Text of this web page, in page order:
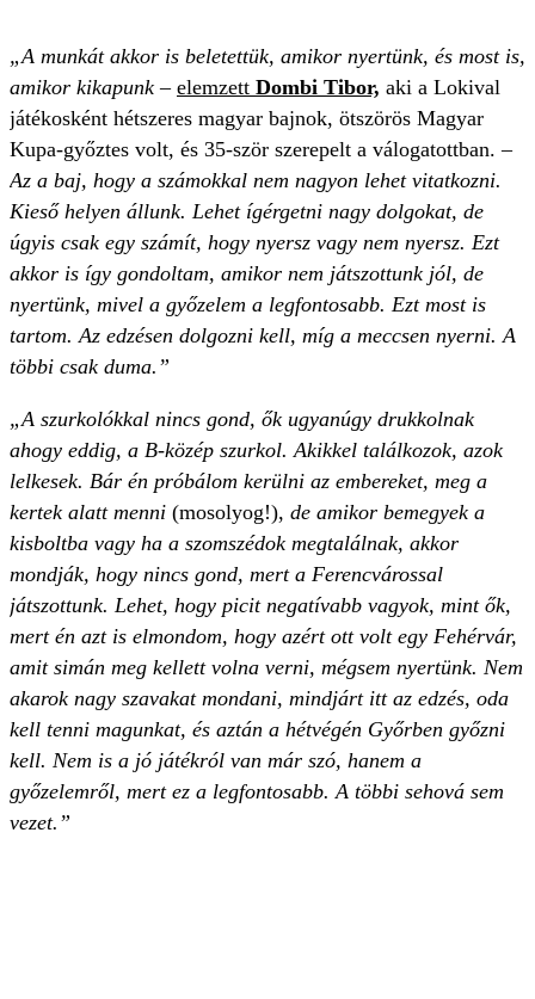
„A munkát akkor is beletettük, amikor nyertünk, és most is,
amikor kikapunk – elemzett Dombi Tibor, aki a Lokival
játékosként hétszeres magyar bajnok, ötszörös Magyar
Kupa-győztes volt, és 35-ször szerepelt a válogatottban. –
Az a baj, hogy a számokkal nem nagyon lehet vitatkozni.
Kieső helyen állunk. Lehet ígérgetni nagy dolgokat, de
úgyis csak egy számít, hogy nyersz vagy nem nyersz. Ezt
akkor is így gondoltam, amikor nem játszottunk jól, de
nyertünk, mivel a győzelem a legfontosabb. Ezt most is
tartom. Az edzésen dolgozni kell, míg a meccsen nyerni. A
többi csak duma.”
„A szurkolókkal nincs gond, ők ugyanúgy drukkolnak
ahogy eddig, a B-közép szurkol. Akikkel találkozok, azok
lelkesek. Bár én próbálom kerülni az embereket, meg a
kertek alatt menni (mosolyog!), de amikor bemegyek a
kisboltba vagy ha a szomszédok megtalálnak, akkor
mondják, hogy nincs gond, mert a Ferencvárossal
játszottunk. Lehet, hogy picit negatívabb vagyok, mint ők,
mert én azt is elmondom, hogy azért ott volt egy Fehérvár,
amit simán meg kellett volna verni, mégsem nyertünk. Nem
akarok nagy szavakat mondani, mindjárt itt az edzés, oda
kell tenni magunkat, és aztán a hétvégén Győrben győzni
kell. Nem is a jó játékról van már szó, hanem a
győzelemről, mert ez a legfontosabb. A többi sehová sem
vezet.”